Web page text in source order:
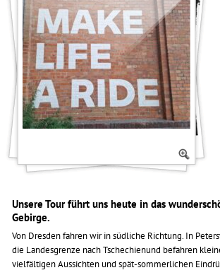
Unsere Tour führt uns heute in das
Gebirge.
Von Dresden fahren wir in südliche Richtung. In
die Landesgrenze nach Tschechienund befahren
vielfältigen Aussichten und spät-sommerlichen